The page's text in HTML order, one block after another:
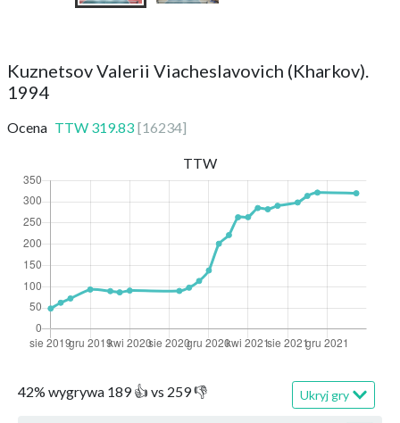
Kuznetsov Valerii Viacheslavovich (Kharkov).
1994
Ocena TTW 319.83 [16234]
42% wygrywa 189👍 vs 259👎 Ukryj gry
TTW